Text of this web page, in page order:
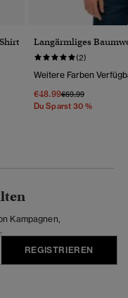
Langärmliges
(2)
Weitere Farben
€48.99Preis Wurde
€69.99Bis
Du Sparst 30 %
Kampagnen,
REGISTRIEREN